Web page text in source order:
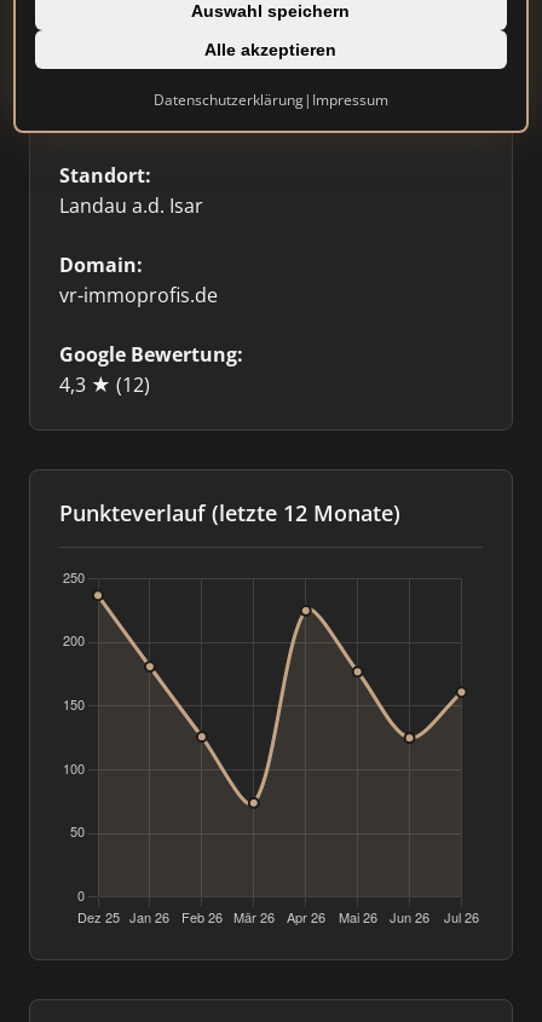
Auswahl speichern
Alle akzeptieren
Datenschutzerklärung| Impressum
Standort:
Landau a.d. Isar
Domain:
vr-immoprofis.de
Google Bewertung:
4,3 ★ (12)
Punkteverlauf (letzte 12 Monate)